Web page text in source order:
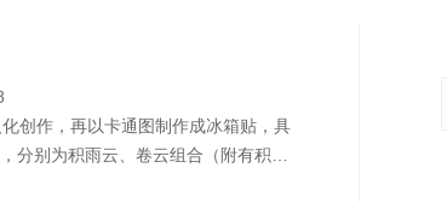
创作，再以卡通图制作成冰箱贴，具
分别为积雨云、卷云组合（附有积雨
有积云卡片1张，高积云卡片1